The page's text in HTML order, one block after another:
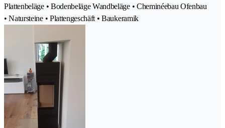
Plattenbeläge • Bodenbeläge Wandbeläge • Cheminéebau Ofenbau
• Natursteine • Plattengeschäft • Baukeramik